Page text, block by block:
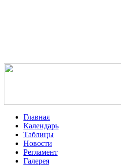
Главная
Календарь
Таблицы
Новости
Регламент
Галерея